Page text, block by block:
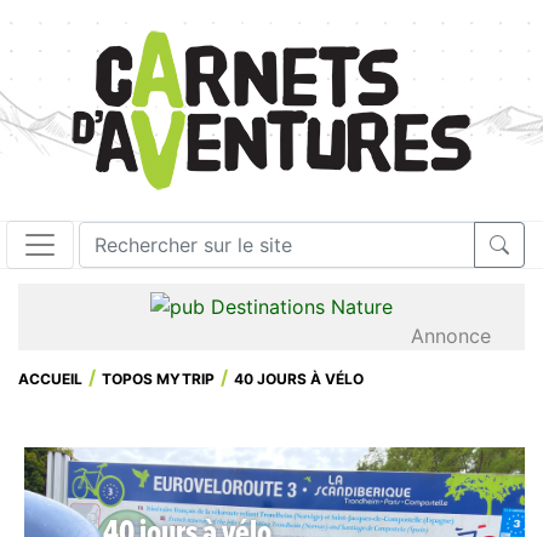
Annonce
ACCUEIL TOPOS MYTRIP 40 JOURS À VÉLO